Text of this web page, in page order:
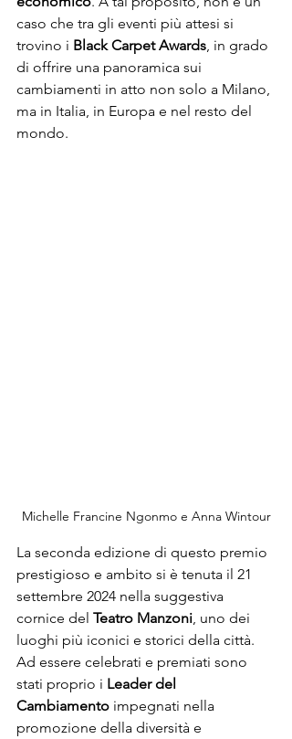
caso che tra gli eventi più attesi si
trovino i Black Carpet Awards, in grado
di offrire una panoramica sui
cambiamenti in atto non solo a Milano,
ma in Italia, in Europa e nel resto del
mondo.
Michelle Francine Ngonmo e Anna Wintour
La seconda edizione di questo premio
prestigioso e ambito si è tenuta il 21
settembre 2024 nella suggestiva
cornice del Teatro Manzoni , uno dei
luoghi più iconici e storici della città.
Ad essere celebrati e premiati sono
stati proprio i Leader del
Cambiamento impegnati nella
promozione della diversità e